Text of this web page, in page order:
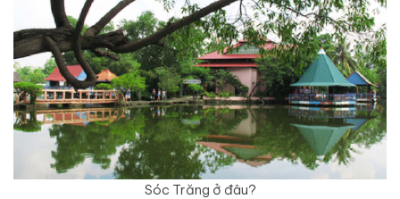
Sóc Trăng ở đâu?